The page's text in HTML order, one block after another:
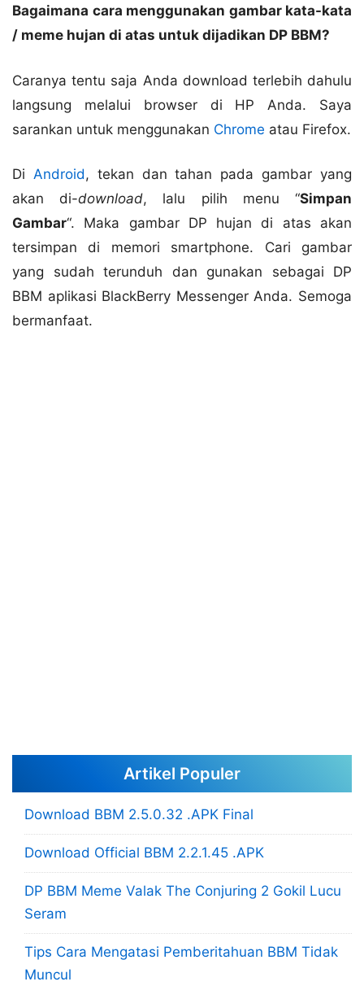
Bagaimana cara menggunakan gambar kata-kata
/ meme hujan di atas untuk dijadikan DP BBM?
Caranya tentu saja Anda download terlebih dahulu
langsung melalui browser di HP Anda. Saya
sarankan untuk menggunakan Chrome atau Firefox.
Di Android, tekan dan tahan pada gambar yang
akan di-download, lalu pilih menu “Simpan
Gambar“. Maka gambar DP hujan di atas akan
tersimpan di memori smartphone. Cari gambar
yang sudah terunduh dan gunakan sebagai DP
BBM aplikasi BlackBerry Messenger Anda. Semoga
bermanfaat.
Artikel Populer
Download BBM 2.5.0.32 .APK Final
Download Official BBM 2.2.1.45 .APK
DP BBM Meme Valak The Conjuring 2 Gokil Lucu
Seram
Tips Cara Mengatasi Pemberitahuan BBM Tidak
Muncul